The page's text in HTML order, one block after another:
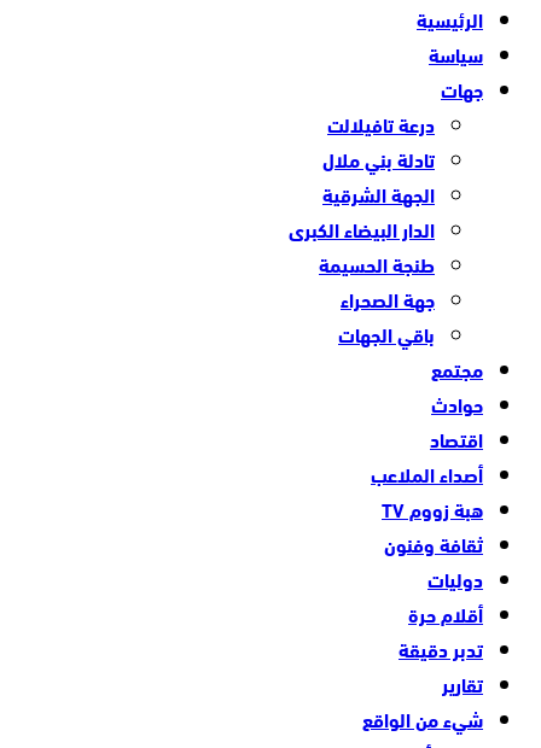
الرئيسية
سياسة
جهات
درعة تافيلالت
تادلة بني ملال
الجهة الشرقية
الدار البيضاء الكبرى
طنجة الحسيمة
جهة الصحراء
باقي الجهات
مجتمع
حوادث
اقتصاد
أصداء الملاعب
هبة زووم TV
ثقافة وفنون
دوليات
أقلام حرة
تدبر دقيقة
تقارير
شيء من الواقع